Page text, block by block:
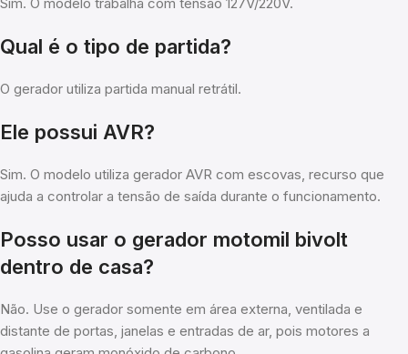
Qual é o tipo de partida?
O gerador utiliza partida manual retrátil.
Ele possui AVR?
Sim. O modelo utiliza gerador AVR com escovas, recurso que
ajuda a controlar a tensão de saída durante o funcionamento.
Posso usar o gerador motomil bivolt
dentro de casa?
Não. Use o gerador somente em área externa, ventilada e
distante de portas, janelas e entradas de ar, pois motores a